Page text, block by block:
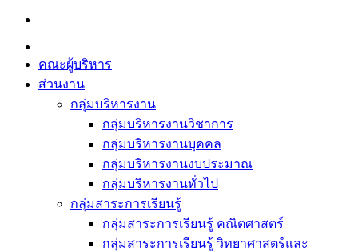
Skip
content
คณะผู้บริหาร
ส่วนงาน
กลุ่มบริหารงาน
กลุ่มบริหารงานวิชาการ
กลุ่มบริหารงานบุคคล
กลุ่มบริหารงานงบประมาณ
กลุ่มบริหารงานทั่วไป
กลุ่มสาระการเรียนรู้
กลุ่มสาระการเรียนรู้ คณิตศาสตร์
กลุ่มสาระการเรียนรู้ วิทยาศาสตร์และ